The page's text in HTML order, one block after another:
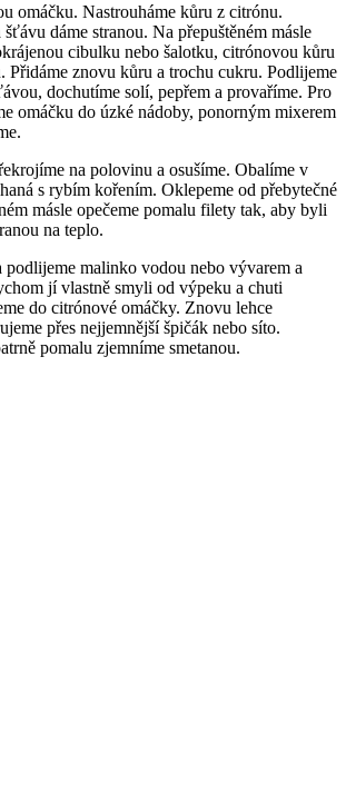
omáčku. Nastrouháme kůru z citrónu.
dáme stranou. Na přepuštěném másle
cibulku nebo šalotku, citrónovou kůru
Přidáme znovu kůru a trochu cukru. Podlijeme
dochutíme solí, pepřem a provaříme. Pro
omáčku do úzké nádoby, ponorným mixerem
na polovinu a osušíme. Obalíme v
s rybím kořením. Oklepeme od přebytečné
másle opečeme pomalu filety tak, aby byli
na teplo.
podlijeme malinko vodou nebo vývarem a
jí vlastně smyli od výpeku a chuti
do citrónové omáčky. Znovu lehce
přes nejjemnější špičák nebo síto.
pomalu zjemníme smetanou.